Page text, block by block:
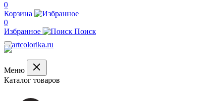
0
Корзина
0
Избранное
Поиск
Меню
Каталог товаров